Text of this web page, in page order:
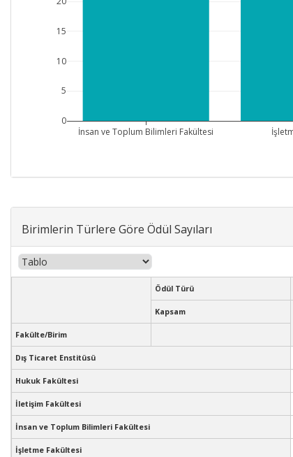
İnsan ve Toplum Bilimleri Fakültesi
0
5
10
15
Birimlerin Türlere Göre Ödül Sayıları
Ödül Türü
Kapsam
Fakülte/Birim
Dış Ticaret Enstitüsü
Hukuk Fakültesi
İletişim Fakültesi
İnsan ve Toplum Bilimleri Fakültesi
İşletme Fakültesi